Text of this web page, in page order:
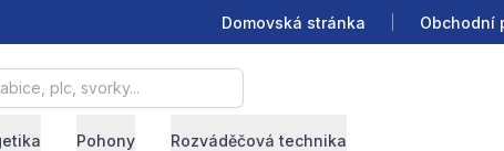
Domovská stránka Obchodní
plc, svorky...
Pohony Rozváděčová technika